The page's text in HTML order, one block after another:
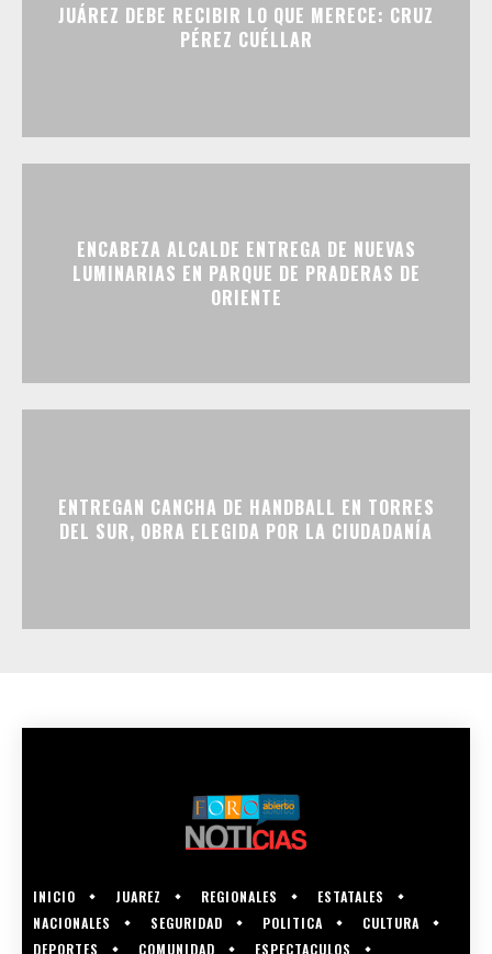
JUÁREZ DEBE RECIBIR LO QUE MERECE: CRUZ
PÉREZ CUÉLLAR
ENCABEZA ALCALDE ENTREGA DE NUEVAS
LUMINARIAS EN PARQUE DE PRADERAS DE
ORIENTE
ENTREGAN CANCHA DE HANDBALL EN TORRES
DEL SUR, OBRA ELEGIDA POR LA CIUDADANÍA
INICIO JUAREZ REGIONALES
ESTATALES
NACIONALES
SEGURIDAD POLITICA
CULTURA
DEPORTES
COMUNIDAD ESPECTACULOS